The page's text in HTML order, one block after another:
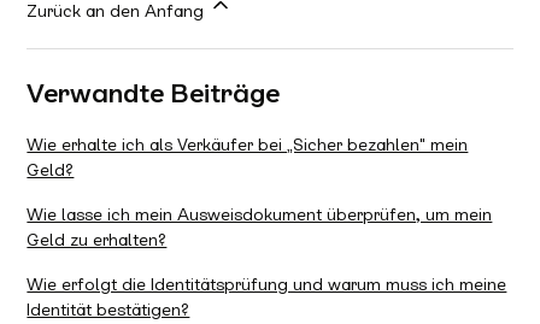
Zurück an den Anfang
Verwandte Beiträge
Wie erhalte ich als Verkäufer bei „Sicher bezahlen" mein
Geld?
Wie lasse ich mein Ausweisdokument überprüfen, um mein
Geld zu erhalten?
Wie erfolgt die Identitätsprüfung und warum muss ich meine
Identität bestätigen?